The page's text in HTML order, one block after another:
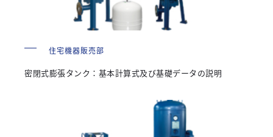
住宅機器販売部
密閉式膨張タンク：基本計算式及び基礎データの説明